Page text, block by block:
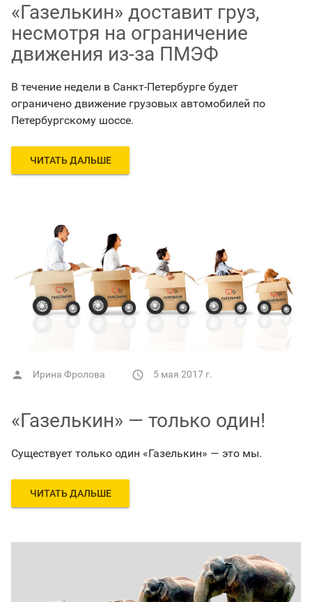
«Газелькин» доставит груз,
несмотря на ограничение
движения из-за ПМЭФ
В течение недели в Санкт-Петербурге будет
ограничено движение грузовых автомобилей по
Петербургскому шоссе.
ЧИТАТЬ ДАЛЬШЕ
 Ирина Фролова  5 мая 2017 г.
«Газелькин» — только один!
Существует только один «Газелькин» — это мы.
ЧИТАТЬ ДАЛЬШЕ